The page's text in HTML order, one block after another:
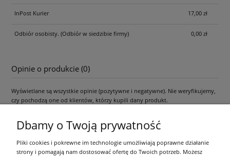
InPost Kurier 17,00 zł
Odbiór osobisty. (Odbiór w siedzibie firmy) 0,00 zł
Opinie o produkcie (0)
Wyświetlane są wszystkie opinie (pozytywne i negatywne). Nie weryfikujemy,
czy pochodzą one od klientów, którzy kupili dany produkt.
Pomoc
Dbamy o Twoją prywatność
Pliki cookies i pokrewne im technologie umożliwiają poprawne działanie
strony i pomagają nam dostosować ofertę do Twoich potrzeb. Możesz